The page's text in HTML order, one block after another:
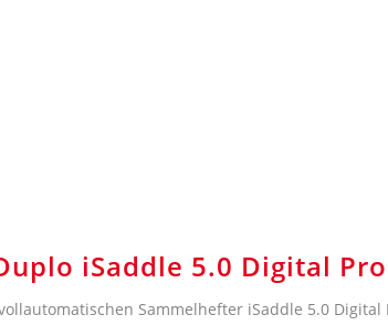
iSaddle 5.0 Digital Pro
Sammelhefter iSaddle 5.0 Digital